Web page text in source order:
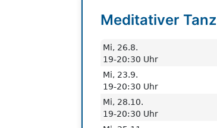
Meditativer Tanz